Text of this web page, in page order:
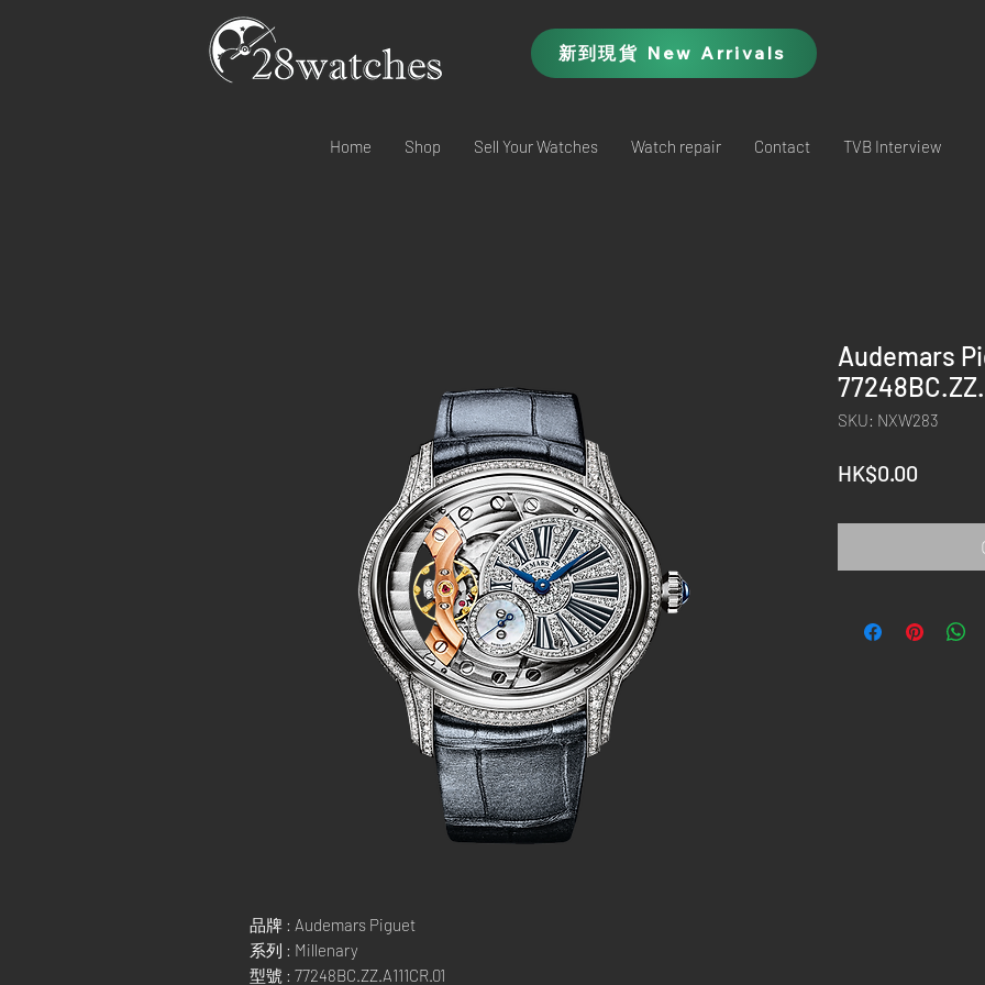
新到現貨 New Arrivals
Home Shop Sell Your Watches Watch repair Contact TVB Interview
品牌 : Audemars Piguet
系列 : Millenary
型號 : 77248BC.ZZ.A111CR.01
Audemars
SKU: NXW283
HK$0.00